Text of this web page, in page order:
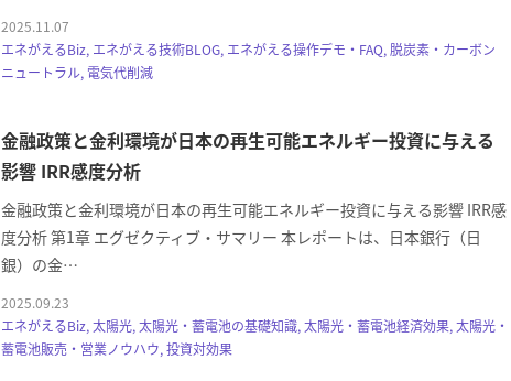
2025.11.07
エネがえるBiz, エネがえる技術BLOG, エネがえる操作デモ・FAQ, 脱炭素・カーボン
ニュートラル, 電気代削減
金融政策と金利環境が日本の再生可能エネルギー投資に与える
影響 IRR感度分析
金融政策と金利環境が日本の再生可能エネルギー投資に与える影響 IRR感
度分析 第1章 エグゼクティブ・サマリー 本レポートは、日本銀行（日
銀）の金…
2025.09.23
エネがえるBiz, 太陽光, 太陽光・蓄電池の基礎知識, 太陽光・蓄電池経済効果, 太陽光・
蓄電池販売・営業ノウハウ, 投資対効果